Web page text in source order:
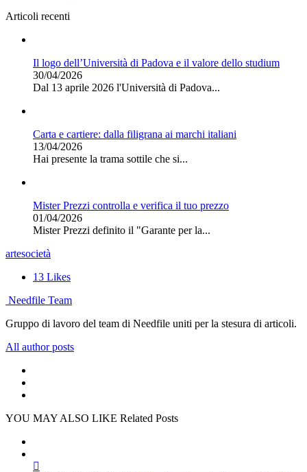
Articoli recenti
Il logo dell’Università di Padova e il valore dello studium
30/04/2026
Dal 13 aprile 2026 l'Università di Padova...
Carta e cartiere: dalla filigrana ai marchi italiani
13/04/2026
Hai presente la trama sottile che si...
Mister Prezzi controlla e verifica il tuo prezzo
01/04/2026
Mister Prezzi definito il "Garante per la...
artesocietà
13 Likes
Needfile Team
Gruppo di lavoro del team di Needfile uniti per la stesura di articoli.
All author posts
YOU MAY ALSO LIKE Related Posts